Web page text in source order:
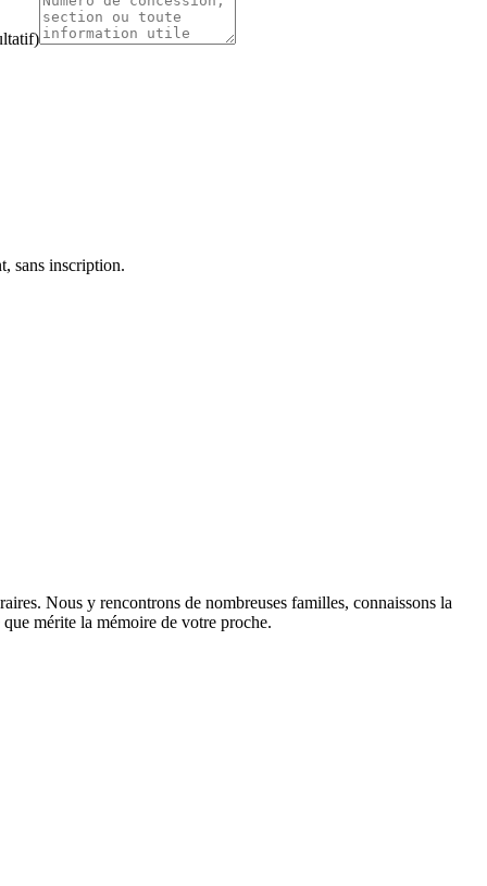
sans inscription.
Nous y rencontrons de nombreuses familles, connaissons la
mérite la mémoire de votre proche.